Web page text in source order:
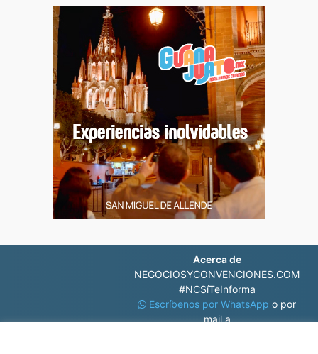
Acerca de
NEGOCIOSYCONVENCIONES.COM
#NCSíTeInforma
Escríbenos por WhatsAppo por
mail a